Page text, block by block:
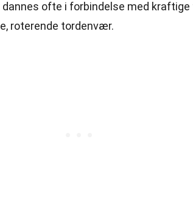
dannes ofte i forbindelse med
roterende tordenvær.